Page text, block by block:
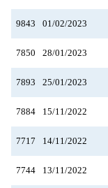
01/02/2023
9843
28/01/2023
7850
25/01/2023
7893
15/11/2022
7884
14/11/2022
7717
13/11/2022
7744